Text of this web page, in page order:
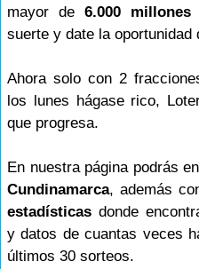
mayor de 6.000
suerte y date la oportunidad
Ahora solo con 2
los lunes hágase rico,
que progresa.
En nuestra página podrás
Cundinamarca, además
estadísticas donde
y datos de cuantas veces
últimos 30 sorteos.